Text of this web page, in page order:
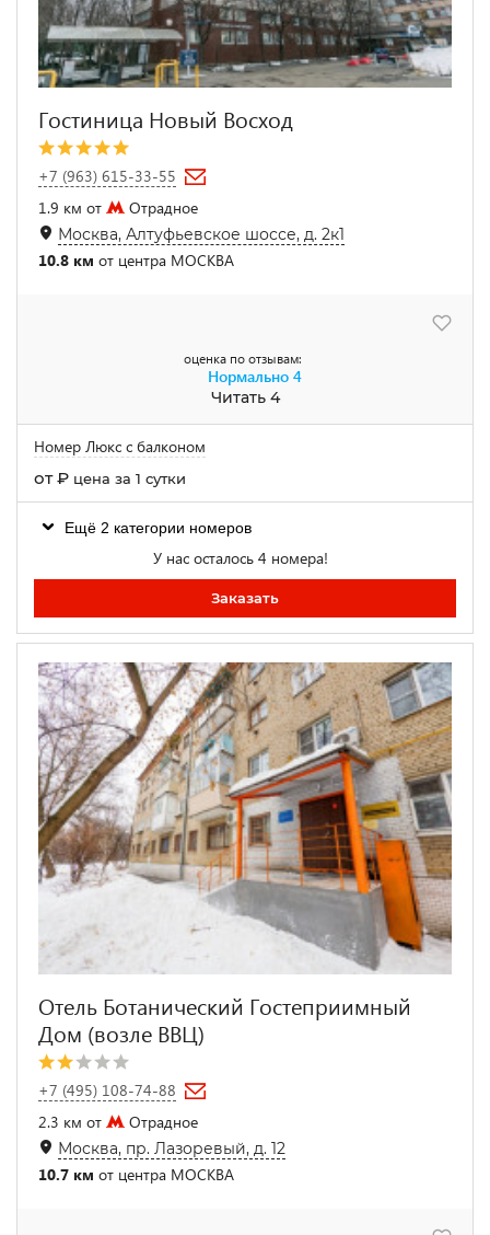
Гостиница Новый Восход
+7 (963) 615-33-55
1.9 км от
Отрадное
Москва, Алтуфьевское шоссе, д. 2к1
10.8 км от центра МОСКВА
оценка по отзывам:
Нормально 4
Читать 4
Номер Люкс с балконом
от₽ цена за 1 сутки
Ещё 2 категории номеров
У нас осталось 4 номера!
Заказать
Отель Ботанический Гостеприимный
Дом (возле ВВЦ)
+7 (495) 108-74-88
2.3 км от
Отрадное
Москва, пр. Лазоревый, д. 12
10.7 км от центра МОСКВА